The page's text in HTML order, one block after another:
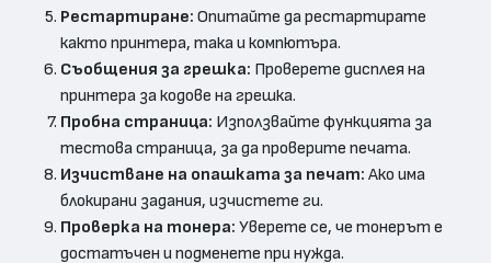
Рестартиране: Опитайте да рестартирате
както принтера, така и компютъра.
Съобщения за грешка: Проверете дисплея на
принтера за кодове на грешка.
Пробна страница: Използвайте функцията за
тестова страница, за да проверите печата.
Изчистване на опашката за печат: Ако има
блокирани задания, изчистете ги.
Проверка на тонера: Уверете се, че тонерът е
достатъчен и подменете при нужда.